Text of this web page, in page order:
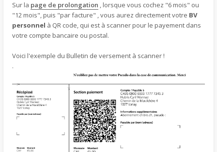
Sur la page de prolongation , lorsque vous cochez "6 mois" ou
"12 mois", puis "par facture" , vous aurez directement votre BV
personnel à QR code, qui est à scanner pour le payement dans
votre compte bancaire ou postal.
Voici l'exemple du Bulletin de versement à scanner !
.